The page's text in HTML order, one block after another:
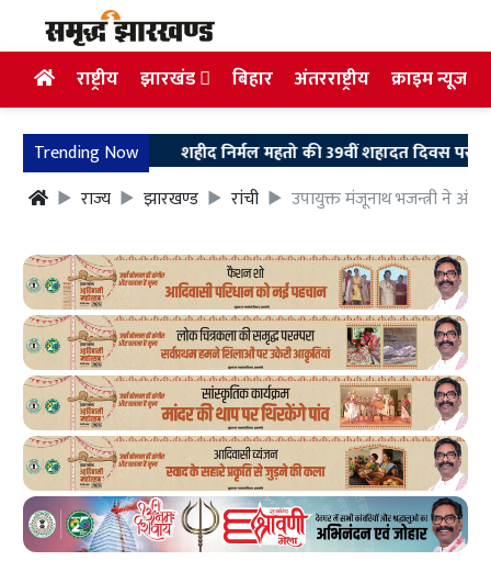
राष्ट्रीय झारखंड बिहार अंतरराष्ट्रीय क्राइम न्यूज
Trending Nowशहीद निर्मल महतो की 39वीं शहादत दिवस पर उलियान
राज्य
झारखण्ड रांची उपायुक्त मंजूनाथ भजन्त्री ने